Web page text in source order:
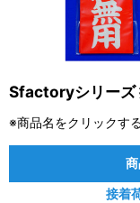
Sfactoryシリーズ
※商品名をクリックす
接着